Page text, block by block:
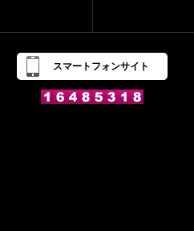
スマートフォンサイト